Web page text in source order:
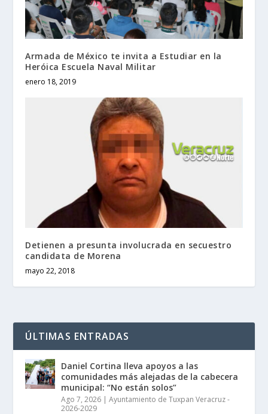
Armada de México te invita a Estudiar en la
Heróica Escuela Naval Militar
enero 18, 2019
Detienen a presunta involucrada en secuestro
candidata de Morena
mayo 22, 2018
ÚLTIMAS ENTRADAS
Daniel Cortina lleva apoyos a las
comunidades más alejadas de la cabecera
municipal: “No están solos”
Ago 7, 2026 |Ayuntamiento de Tuxpan Veracruz -
2026-2029